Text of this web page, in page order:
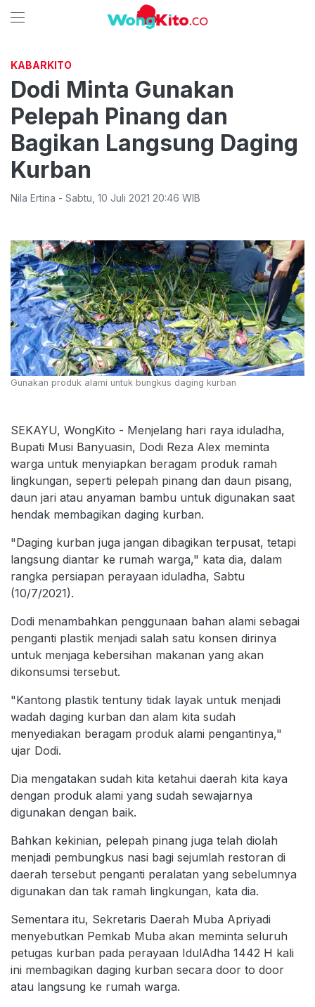
KABARKITO
Dodi Minta Gunakan
Pelepah Pinang dan
Bagikan Langsung Daging
Kurban
Nila Ertina - Sabtu 10 Juli 2021 20:46 WIB
Gunakan produk alami untuk bungkus daging kurban
SEKAYU, WongKito - Menjelang hari raya iduladha,
Bupati Musi Banyuasin, Dodi Reza Alex meminta
warga untuk menyiapkan beragam produk ramah
lingkungan, seperti pelepah pinang dan daun pisang,
daun jari atau anyaman bambu untuk digunakan saat
hendak membagikan daging kurban.
"Daging kurban juga jangan dibagikan terpusat, tetapi
langsung diantar ke rumah warga," kata dia, dalam
rangka persiapan perayaan iduladha, Sabtu
(10/7/2021).
Dodi menambahkan penggunaan bahan alami sebagai
penganti plastik menjadi salah satu konsen dirinya
untuk menjaga kebersihan makanan yang akan
dikonsumsi tersebut.
"Kantong plastik tentuny tidak layak untuk menjadi
wadah daging kurban dan alam kita sudah
menyediakan beragam produk alami pengantinya,"
ujar Dodi.
Dia mengatakan sudah kita ketahui daerah kita kaya
dengan produk alami yang sudah sewajarnya
digunakan dengan baik.
Bahkan kekinian, pelepah pinang juga telah diolah
menjadi pembungkus nasi bagi sejumlah restoran di
daerah tersebut penganti peralatan yang sebelumnya
digunakan dan tak ramah lingkungan, kata dia.
Sementara itu, Sekretaris Daerah Muba Apriyadi
menyebutkan Pemkab Muba akan meminta seluruh
petugas kurban pada perayaan IdulAdha 1442 H kali
ini membagikan daging kurban secara door to door
atau langsung ke rumah warga.